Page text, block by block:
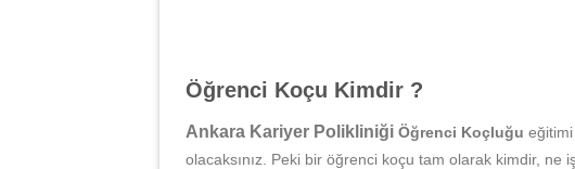
Öğrenci Koçu Kimdir ?
Ankara Kariyer Polikliniği Öğrenci Koçluğu
olacaksınız. Peki bir öğrenci koçu tam olarak kimdir, ne